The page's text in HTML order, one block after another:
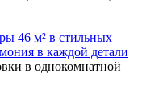
46 м² в стильных
в каждой детали
в однокомнатной